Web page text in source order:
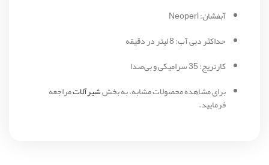
آبفشان: Neoperl
حداکثر دبی آب: 8 لیتر در دقیقه
کارتریج: 35 سرامیکی و بی‌صدا
برای مشاهده محصولات مشابه، به بخششیرآلاتمراجعه
فرمایید.